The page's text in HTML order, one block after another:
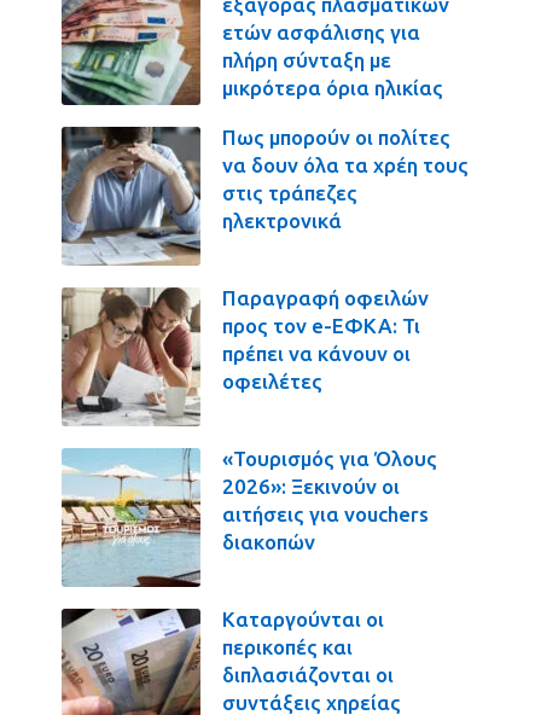
ετών ασφάλισης για
πλήρη σύνταξη με
μικρότερα όρια ηλικίας
Πως μπορούν οι πολίτες
να δουν όλα τα χρέη τους
στις τράπεζες
ηλεκτρονικά
Παραγραφή οφειλών
προς τον e-ΕΦΚΑ: Τι
πρέπει να κάνουν οι
οφειλέτες
«Τουρισμός για Όλους
2026»: Ξεκινούν οι
αιτήσεις για vouchers
διακοπών
Καταργούνται οι
περικοπές και
διπλασιάζονται οι
συντάξεις χηρείας